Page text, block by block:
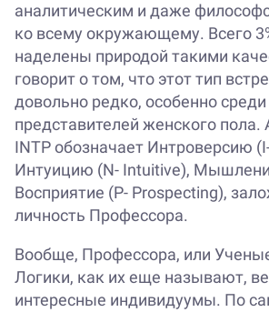
аналитическим и даже
ко всему окружающему. Всего
наделены природой такими
говорит о том, что этот тип
довольно редко, особенно среди
представителей женского пола.
INTP обозначает Интроверсию
Интуицию (N- Intuitive),
Восприятие (P- Prospecting),
личность Профессора.
Вообще, Профессора, или
Логики, как их еще называют,
интересные индивидуумы. По